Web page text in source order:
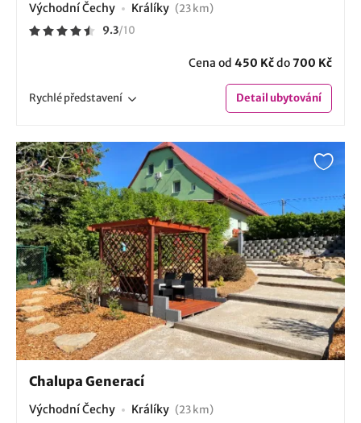
Východní Čechy Králíky (23 km)
9.3/10
Cena od 450 Kčdo700 Kč
Rychlépředstavení Detailubytování
Chalupa Generací
Východní Čechy Králíky (23 km)